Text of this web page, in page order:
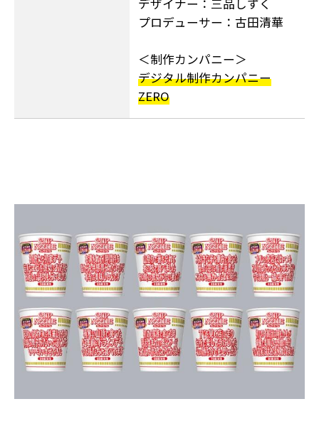
デザイナー：三品しずく
プロデューサー：古田清華
＜制作カンパニー＞
デジタル制作カンパニー
ZERO